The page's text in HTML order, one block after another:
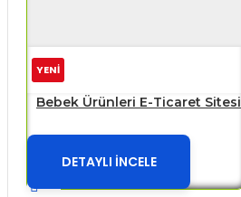
YENİ
Bebek Ürünleri E-Ticaret Sitesi
DETAYLI İNCELE